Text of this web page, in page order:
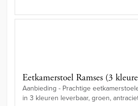
Eetkamerstoel Ramses (3
Aanbieding - Prachtige
in 3 kleuren leverbaar, groen,